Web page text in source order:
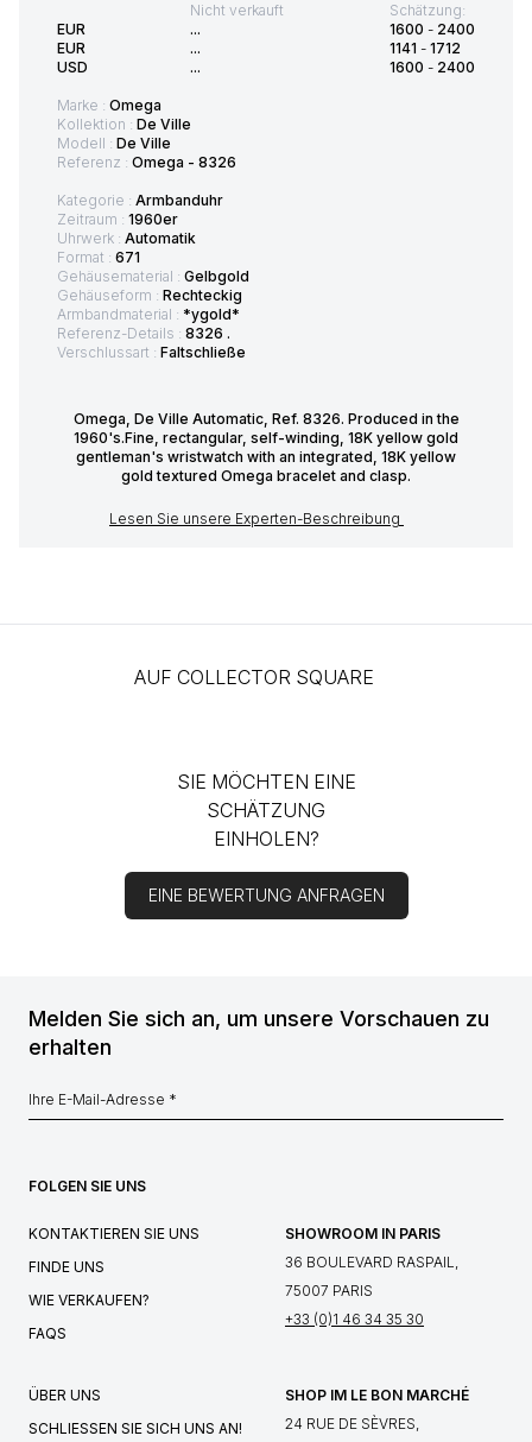
EUR
EUR
USD
Nicht verkauft
...
...
...
Schätzung:
1600 - 2400
1141 - 1712
1600 - 2400
Marke : Omega
Kollektion : De Ville
Modell : De Ville
Referenz : Omega - 8326
Kategorie : Armbanduhr
Zeitraum : 1960er
Uhrwerk : Automatik
Format : 671
Gehäusematerial : Gelbgold
Gehäuseform : Rechteckig
Armbandmaterial : *ygold*
Referenz-Details : 8326 .
Verschlussart : Faltschließe
Omega, De Ville Automatic, Ref. 8326. Produced in the
1960's.Fine, rectangular, self-winding, 18K yellow gold
gentleman's wristwatch with an integrated, 18K yellow
gold textured Omega bracelet and clasp.
Lesen Sie unsere Experten-Beschreibung
AUF COLLECTOR SQUARE
SIE MÖCHTEN EINE
SCHÄTZUNG
EINHOLEN?
EINE BEWERTUNG ANFRAGEN
Melden Sie sich an, um unsere Vorschauen zu
erhalten
FOLGEN SIE UNS
KONTAKTIEREN SIE UNS
FINDE UNS
WIE VERKAUFEN?
FAQS
SHOWROOM IN PARIS
36 BOULEVARD RASPAIL,
75007 PARIS
+33 (0)1 46 34 35 30
ÜBER UNS
SCHLIESSEN SIE SICH UNS AN!
SHOP IM LE BON MARCHÉ
24 RUE DE SÈVRES,